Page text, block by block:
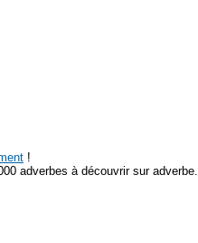
!
adverbes à découvrir sur